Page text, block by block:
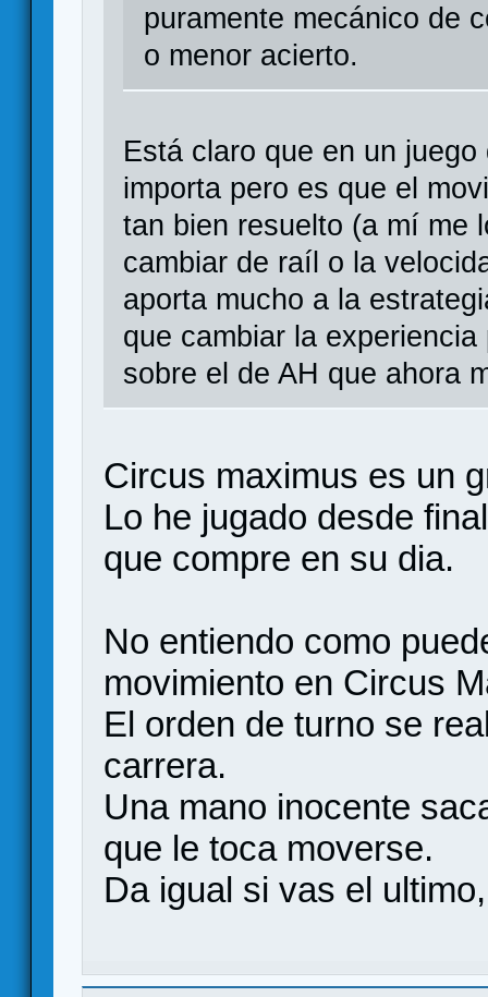
puramente mecánico de
o menor acierto.
Está claro que en un
importa pero es que el
tan bien resuelto (a mí me
cambiar de raíl o la
aporta mucho a la
que cambiar la
sobre el de AH que ahora
Circus maximus es un
Lo he jugado desde
que compre en su dia.
No entiendo como
movimiento en Circus
El orden de turno se
carrera.
Una mano inocente
que le toca moverse.
Da igual si vas el